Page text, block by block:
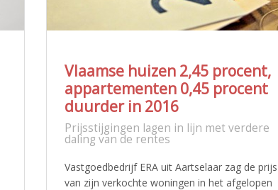
Vlaamse huizen 2,45 procent,
appartementen 0,45 procent
duurder in 2016
Prijsstijgingen lagen in lijn met verdere
daling van de rentes
Vastgoedbedrijf ERA uit Aartselaar zag de prijs
van zijn verkochte woningen in het afgelopen